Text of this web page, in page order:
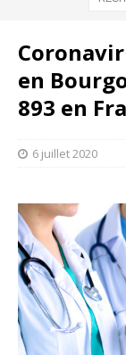
en
893 en
6 juillet 2020